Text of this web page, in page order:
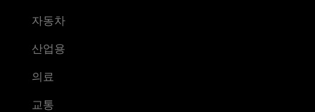
자동차
산업용
의료
교통